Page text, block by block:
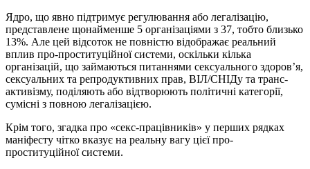
Ядро, що явно підтримує регулювання або легалізацію,
представлене щонайменше 5 організаціями з 37, тобто близько
13%. Але цей відсоток не повністю відображає реальний
вплив про-проституційної системи, оскільки кілька
організацій, що займаються питаннями сексуального здоров’я,
сексуальних та репродуктивних прав, ВІЛ/СНІДу та транс-
активізму, поділяють або відтворюють політичні категорії,
сумісні з повною легалізацією.
Крім того, згадка про «секс-працівників» у перших рядках
маніфесту чітко вказує на реальну вагу цієї про-
проституційної системи.